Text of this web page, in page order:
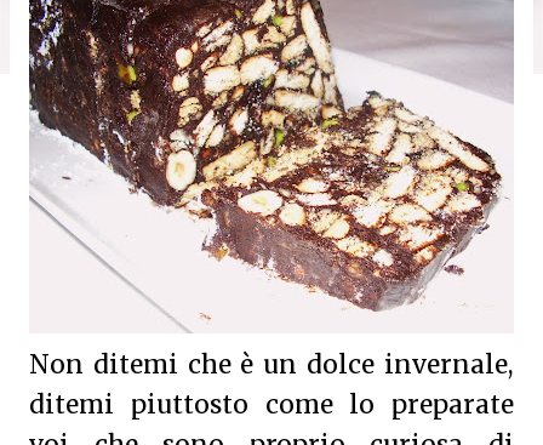
Non ditemi che è un dolce invernale,
ditemi piuttosto come lo preparate